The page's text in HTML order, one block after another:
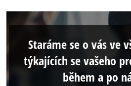
Staráme se o vás ve
týkajících se vašeho
během a po